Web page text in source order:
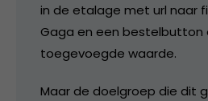
in de etalage met url naar
Gaga en een bestelbutton
toegevoegde waarde.
Maar de doelgroep die dit